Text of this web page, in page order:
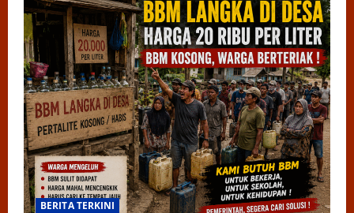
BERITA TERKINI